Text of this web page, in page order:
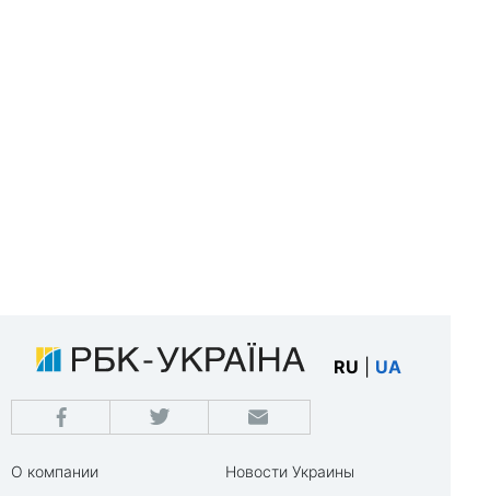
RU UA
О компании
Новости Украины